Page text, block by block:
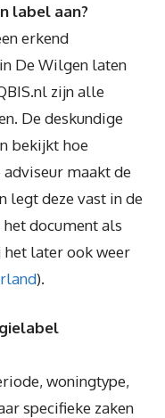
label aan?
erkend
De Wilgen laten
zijn alle
De deskundige
bekijkt hoe
maakt de
legt deze vast in de
het document als
het later ook weer
).
woningtype,
specifieke zaken